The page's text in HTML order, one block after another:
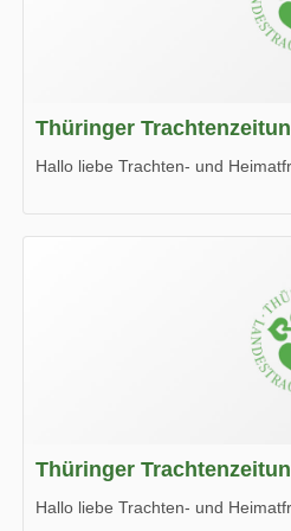
Thüringer
Hallo liebe Trachten- und
Wir wünschen Euch viel Spaß
Thüringer
Hallo liebe Trachten- und